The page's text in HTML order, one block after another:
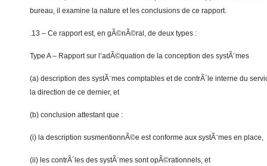
bureau, il examine la nature et les conclusions de ce rapport.
.13 – Ce rapport est, en gÃ©nÃ©ral, de deux types :
Type A – Rapport sur l’adÃ©quation de la conception des systÃ¨mes
(a) description des systÃ¨mes comptables et de contrÃ´le interne du
la direction de ce dernier, et
(b) conclusion attestant que :
(i) la description susmentionnÃ©e est conforme aux systÃ¨mes en place,
(ii) les contrÃ´les des systÃ¨mes sont opÃ©rationnels, et